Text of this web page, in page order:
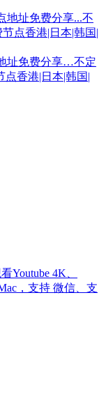
址免费分享…不定
香港|日本|韩国|